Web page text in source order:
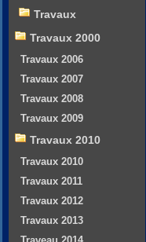
Travaux
Travaux 2000
Travaux 2006
Travaux 2007
Travaux 2008
Travaux 2009
Travaux 2010
Travaux 2010
Travaux 2011
Travaux 2012
Travaux 2013